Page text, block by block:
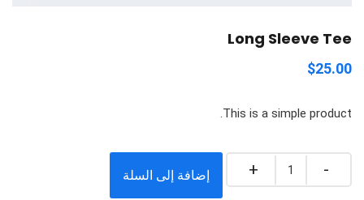
Long Sleeve Tee
$25.00
This is a simple product.
Quantity
إضافة إلى السلة